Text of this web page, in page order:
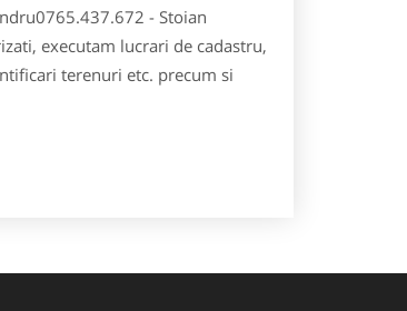
- Stoian
executam lucrari de cadastru,
terenuri etc. precum si